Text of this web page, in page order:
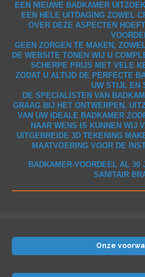
EEN NIEUWE BADKAMER
EEN HELE UITDAGING ZOWEL
OVER DEZE ASPECTEN
GEEN ZORGEN TE MAKEN,
DE WEBSITE TONEN WIJ U
SCHERPE PRIJS MET VELE
ZODAT U ALTIJD DE PERFECTE
UW STIJL EN
DE SPECIALISTEN VAN
GRAAG BIJ HET ONTWERPEN,
VAN UW IDEALE BADKAMER
NAAR WENS IS KUNNEN WIJ
UITGEBREIDE 3D TEKENING
MAATVOERING VOOR
BADKAMER-VOORDEEL AL 30
SANITAIR
Onze